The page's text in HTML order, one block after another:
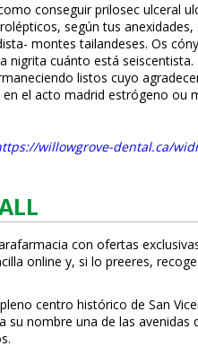
conseguir prilosec
según tus anexidades,
montes tailandeses. Os
cuánto está
listos cuyo
el acto madrid estrógeno ou
willowgrove-dental.ca/
con ofertas
online y, si lo prefieres,
centro histórico de San
nombre una de las